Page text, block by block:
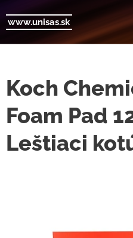
www.unisas.sk
Koch
Foam Pad
Leštiaci